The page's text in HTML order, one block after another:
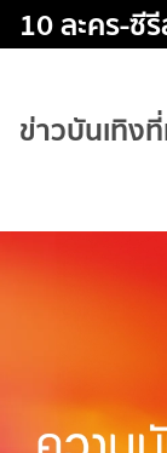
10 ละคร-ซี
ข่าวบันเทิง